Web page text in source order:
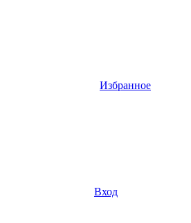
Избранное
Вход